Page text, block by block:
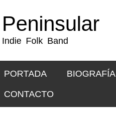
Peninsular
Indie Folk Band
Menu
SKIP TO CONTENT
PORTADA BIOGRAFÍA
CONTACTO